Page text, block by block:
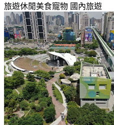
旅遊休閒美食寵物 國內旅遊